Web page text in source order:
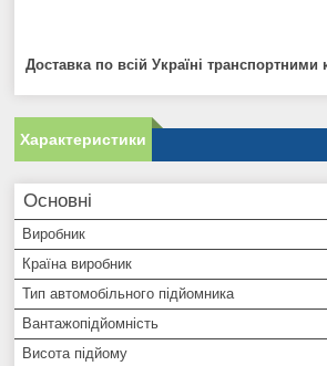
Доставка по всій Україні
Характеристики
Основні
Виробник
Країна виробник
Тип автомобільного підйомника
Вантажопідйомність
Висота підйому